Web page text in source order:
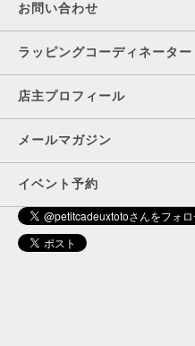
お問い合わせ
ラッピングコーディネー
店主プロフィール
メールマガジン
イベント予約